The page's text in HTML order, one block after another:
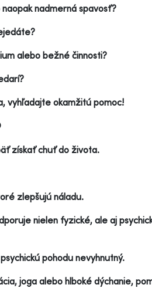
nadmerná spavosť?
alebo bežné činnosti?
vyhľadajte okamžitú pomoc!
získať chuť do života.
zlepšujú náladu.
nielen fyzické, ale aj
pohodu nevyhnutný.
joga alebo hlboké dýchanie,